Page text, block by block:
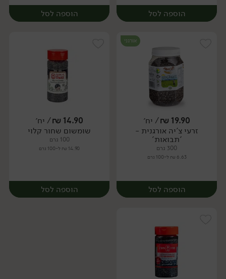
הוספה לסל
יח׳
הוספה לסל
יח׳
אורגני
19.90
₪/ יח׳
זרעי צ'יה אורגנית -
'תבואות'
300 גרם
6.63 ₪ ל-100 גרם
הוספה לסל
14.90
₪/ יח׳
שומשום שחור קלוי
100 גרם
14.90 ₪ ל-100 גרם
הוספה לסל